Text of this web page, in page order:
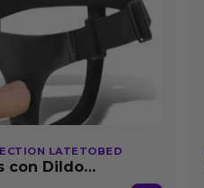
LATETOBED
con Dildo